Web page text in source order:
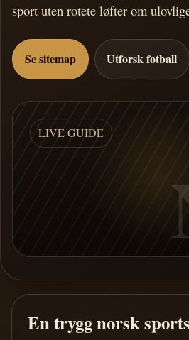
sport uten rotete løfter om
Se sitemap Utforsk fotball
LIVE GUIDE
En trygg norsk